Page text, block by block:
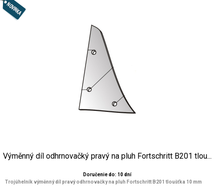
Výměnný díl odhrnovačký pravý na pluh Fortschritt B201 tlou...
Doručenie do: 10 dní
Trojúhelník výměnný díl pravý odhrnovačky na pluh Fortschritt B201 tloušťka 10 mm